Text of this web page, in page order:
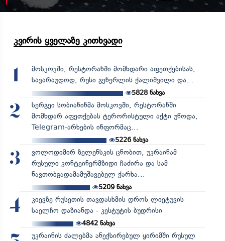
კვირის ყველაზე კითხვადი
1
მოსკოვში, რესტორანში მომხდარი აფეთქებისას,
სავარაუდოდ, რუსი გენერლის ქალიშვილი და...
5828 ნახვა
2
სერგეი სობიანინმა მოსკოვში, რესტორანში
მომხდარ აფეთქებას ტერორისტული აქტი უწოდა,
Telegram-არხების ინფორმაც...
5226ნახვა
3
ვოლოდიმირ ზელენსკის ცნობით, უკრაინამ
რუსული კონტეინერმზიდი ჩაძირა და სამ
ნავთობგადამამუშავებელ ქარხა...
5209ნახვა
4
კიევზე რუსეთის თავდასხმის დროს ლიეტუვის
საელჩო დაზიანდა - კესტუტის ბუდრისი
4842ნახვა
უკრაინის ძალებმა ანექსირებულ ყირიმში რუსულ